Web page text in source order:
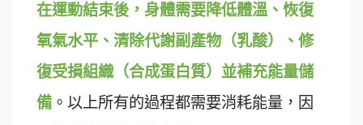
在運動結束後，身體需要降低體溫、恢復
氧氣水平、清除代謝副產物（乳酸）、修
復受損組織（合成蛋白質）並補充能量儲
備 。以上所有的過程都需要消耗能量，因